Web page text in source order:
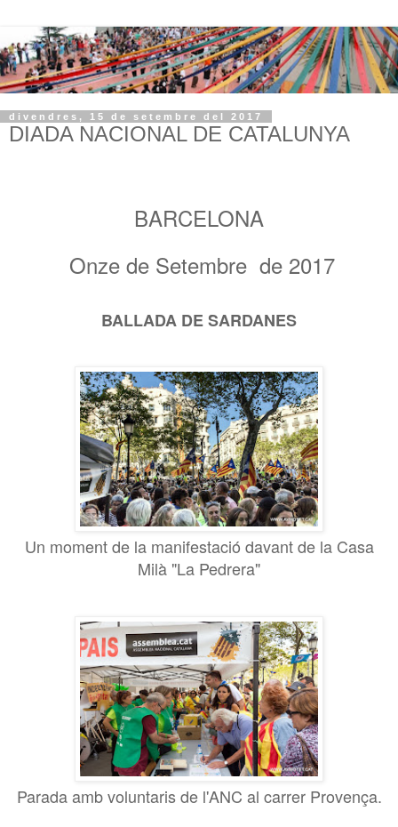
divendres, 15 de setembre del 2017
DIADA NACIONAL DE CATALUNYA
BARCELONA
Onze de Setembre de 2017
BALLADA DE SARDANES
Un moment de la manifestació davant de la Casa
Milà "La Pedrera"
Parada amb voluntaris de l'ANC al carrer Provença.